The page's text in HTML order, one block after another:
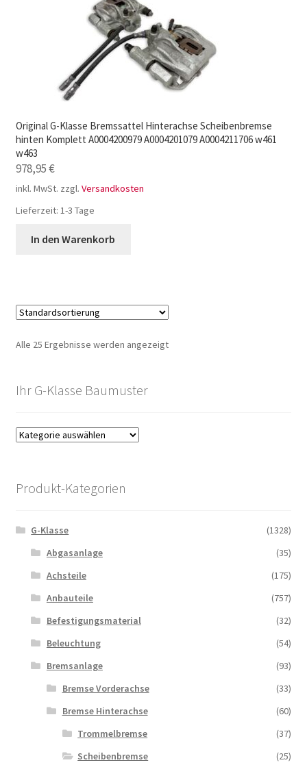
Original G-Klasse Bremssattel Hinterachse Scheibenbremse
hinten Komplett A0004200979 A0004201079 A0004211706 w461
w463
978,95€
inkl. MwSt. zzgl. Versandkosten
Lieferzeit: 1-3 Tage
In den Warenkorb
Alle 25 Ergebnisse werden angezeigt
Ihr G-Klasse Baumuster
Produkt-Kategorien
G-Klasse
(1328)
Abgasanlage
(35)
Achsteile
(175)
Anbauteile
(757)
Befestigungsmaterial
(32)
Beleuchtung
(54)
Bremsanlage
(93)
Bremse Vorderachse
(33)
Bremse Hinterachse
(60)
Trommelbremse
(37)
Scheibenbremse
(25)